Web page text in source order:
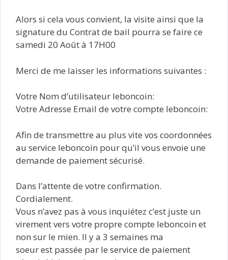
Alors si cela vous convient, la visite ainsi que la
signature du Contrat de bail pourra se faire ce
samedi 20 Août à 17H00
Merci de me laisser les informations suivantes :
Votre Nom d’utilisateur leboncoin:
Votre Adresse Email de votre compte leboncoin:
Afin de transmettre au plus vite vos coordonnées
au service leboncoin pour qu’il vous envoie une
demande de paiement sécurisé.
Dans l’attente de votre confirmation.
Cordialement.
Vous n’avez pas à vous inquiétez c’est juste un
virement vers votre propre compte leboncoin et
non sur le mien. Il y a 3 semaines ma
soeur est passée par le service de paiement